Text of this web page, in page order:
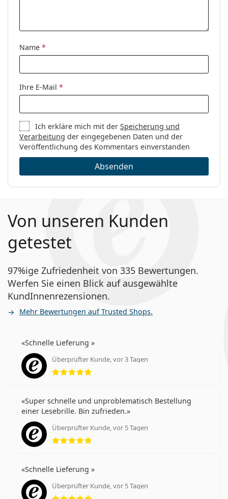
Name *
Ihre E-Mail *
Ich erkläre mich mit derSpeicherung und
Verarbeitung der eingegebenen Daten und der
Veröffentlichung des Kommentars einverstanden
Absenden
Von unseren Kunden
getestet
97%ige Zufriedenheit von 335 Bewertungen.
Werfen Sie einen Blick auf ausgewählte
KundInnenrezensionen.
Mehr Bewertungen auf Trusted Shops.
Schnelle Lieferung
Überprüfter Kunde, vor 3 Tagen
Bewertung 5 aus 5
Super schnelle und unproblematisch Bestellung
einer Lesebrille. Bin zufrieden.
Überprüfter Kunde, vor 5 Tagen
Bewertung 5 aus 5
Schnelle Lieferung
Überprüfter Kunde, vor 5 Tagen
Bewertung 5 aus 5